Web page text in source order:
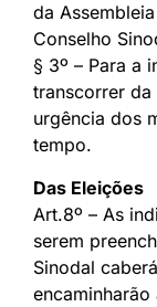
da
Conselho
§ 3º – Para a
transcorrer da
urgência dos
tempo.
Das Eleições
Art.8º – As
serem
Sinodal